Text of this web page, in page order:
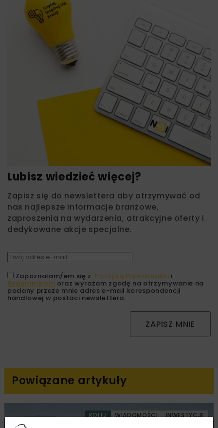
Lubisz wiedzieć więcej?
Zapisz się do newslettera aby otrzymywać od
nas najlepsze informacje branżowe,
zaproszenia na wydarzenia, atrakcyjne oferty i
dedykowane akcje specjalne.
Zapoznałam/em się z Polityką Prywatności i
Regulaminem oraz wyrażam zgodę na otrzymywanie na
podany przeze mnie adres e-mail korespondencji
handlowej w postaci newslettera.
ZAPISZ MNIE
Powiązane artykuły
KOLEJ WIADOMOŚCI INWESTYCJE